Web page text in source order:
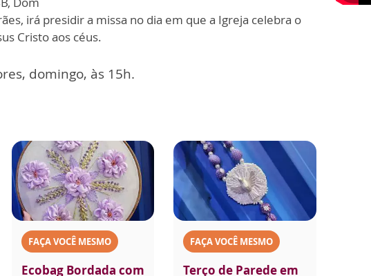
irá presidir a missa no dia em que a Igreja celebra o
Cristo aos céus.
domingo, às 15h.
FAÇA VOCÊ MESMO
Ecobag Bordada com
FAÇA VOCÊ MESMO
Terço de Parede em